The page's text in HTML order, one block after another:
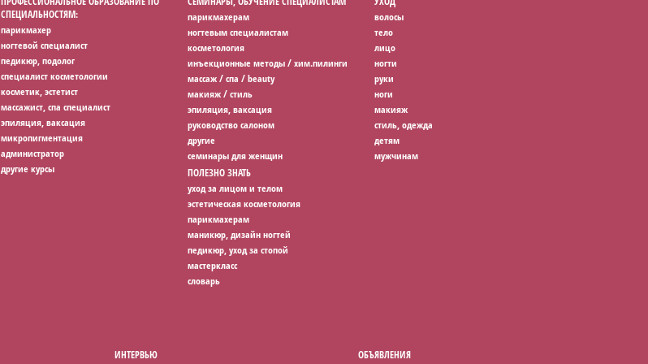
СПЕЦИАЛЬНОСТЯМ:
парикмахер
ногтевой специалист
педикюр, подолог
специалист косметологии
косметик, эстетист
массажист, спа специалист
эпиляция, ваксация
микропигментация
администратор
другие курсы
парикмахерам
ногтевым специалистам
косметология
инъекционные методы / хим.пилинги
массаж / спа / beauty
макияж / стиль
эпиляция, ваксация
руководство салоном
другие
семинары для женщин
волосы
тело
лицо
ногти
руки
ноги
макияж
стиль, одежда
детям
мужчинам
ПОЛЕЗНО ЗНАТЬ
уход за лицом и телом
эстетическая косметология
парикмахерам
маникюр, дизайн ногтей
педикюр, уход за стопой
мастеркласс
словарь
ИНТЕРВЬЮ ОБЪЯВЛЕНИЯ